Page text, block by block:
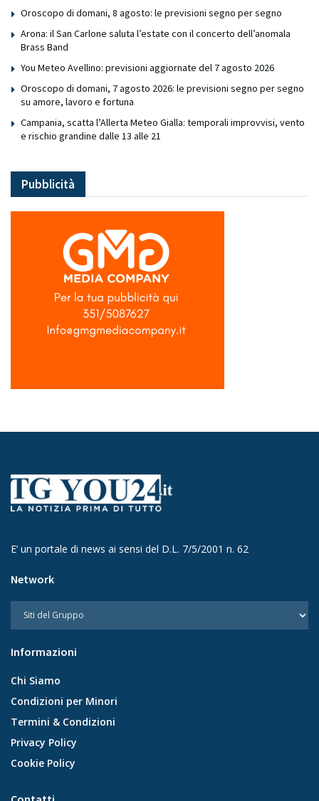
Oroscopo di domani, 8 agosto: le previsioni segno per segno
Arona: il San Carlone saluta l’estate con il concerto dell’anomala
Brass Band
You Meteo Avellino: previsioni aggiornate del 7 agosto 2026
Oroscopo di domani, 7 agosto 2026: le previsioni segno per segno
su amore, lavoro e fortuna
Campania, scatta l’Allerta Meteo Gialla: temporali improvvisi, vento
e rischio grandine dalle 13 alle 21
Pubblicità
E’ un portale di news ai sensi del D.L. 7/5/2001 n. 62
Network
Informazioni
Chi Siamo
Condizioni per Minori
Termini & Condizioni
Privacy Policy
Cookie Policy